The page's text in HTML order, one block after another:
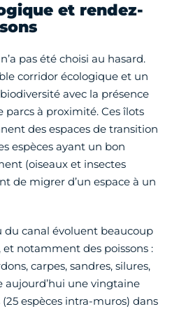
et rendez-
pas été choisi au hasard.
corridor écologique et un
avec la présence
parcs à proximité. Ces îlots
des espaces de transition
espèces ayant un bon
(oiseaux et insectes
de migrer d’un espace à un
du canal évoluent beaucoup
et notamment des poissons :
carpes, sandres, silures,
aujourd’hui une vingtaine
(25 espèces intra-muros) dans